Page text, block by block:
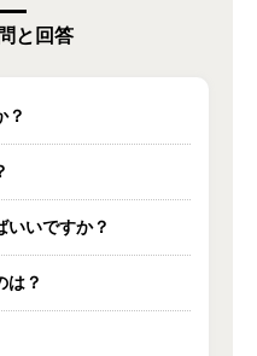
と回答
？
いいですか？
は？